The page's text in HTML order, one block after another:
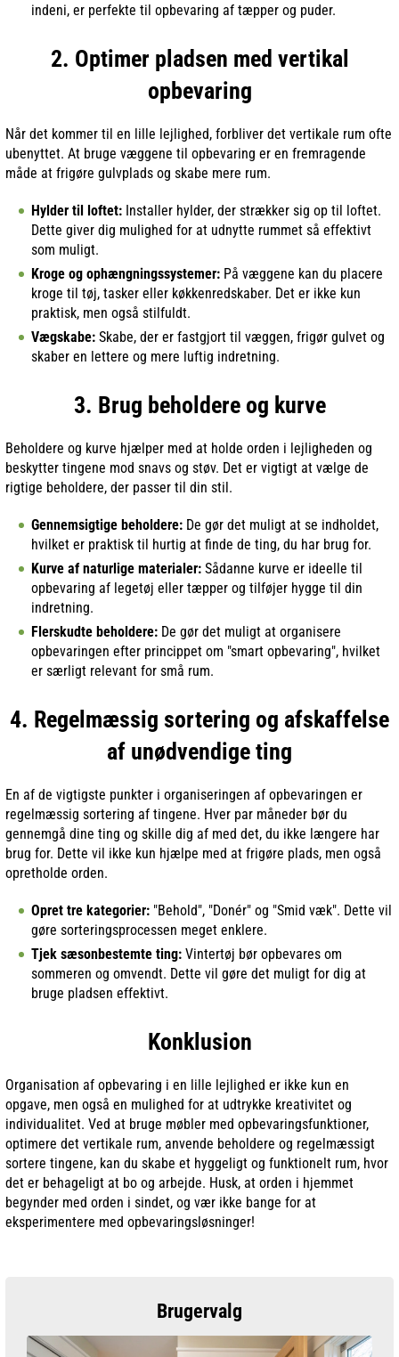
indeni, er perfekte til opbevaring af tæpper og puder.
2. Optimer pladsen med vertikal
opbevaring
Når det kommer til en lille lejlighed, forbliver det vertikale rum ofte
ubenyttet. At bruge væggene til opbevaring er en fremragende
måde at frigøre gulvplads og skabe mere rum.
Hylder til loftet: Installer hylder, der strækker sig op til loftet.
Dette giver dig mulighed for at udnytte rummet så effektivt
som muligt.
Kroge og ophængningssystemer: På væggene kan du placere
kroge til tøj, tasker eller køkkenredskaber. Det er ikke kun
praktisk, men også stilfuldt.
Vægskabe: Skabe, der er fastgjort til væggen, frigør gulvet og
skaber en lettere og mere luftig indretning.
3. Brug beholdere og kurve
Beholdere og kurve hjælper med at holde orden i lejligheden og
beskytter tingene mod snavs og støv. Det er vigtigt at vælge de
rigtige beholdere, der passer til din stil.
Gennemsigtige beholdere: De gør det muligt at se indholdet,
hvilket er praktisk til hurtig at finde de ting, du har brug for.
Kurve af naturlige materialer: Sådanne kurve er ideelle til
opbevaring af legetøj eller tæpper og tilføjer hygge til din
indretning.
Flerskudte beholdere: De gør det muligt at organisere
opbevaringen efter princippet om "smart opbevaring", hvilket
er særligt relevant for små rum.
4. Regelmæssig sortering og afskaffelse
af unødvendige ting
En af de vigtigste punkter i organiseringen af opbevaringen er
regelmæssig sortering af tingene. Hver par måneder bør du
gennemgå dine ting og skille dig af med det, du ikke længere har
brug for. Dette vil ikke kun hjælpe med at frigøre plads, men også
opretholde orden.
Opret tre kategorier: "Behold", "Donér" og "Smid væk". Dette vil
gøre sorteringsprocessen meget enklere.
Tjek sæsonbestemte ting: Vintertøj bør opbevares om
sommeren og omvendt. Dette vil gøre det muligt for dig at
bruge pladsen effektivt.
Konklusion
Organisation af opbevaring i en lille lejlighed er ikke kun en
opgave, men også en mulighed for at udtrykke kreativitet og
individualitet. Ved at bruge møbler med opbevaringsfunktioner,
optimere det vertikale rum, anvende beholdere og regelmæssigt
sortere tingene, kan du skabe et hyggeligt og funktionelt rum, hvor
det er behageligt at bo og arbejde. Husk, at orden i hjemmet
begynder med orden i sindet, og vær ikke bange for at
eksperimentere med opbevaringsløsninger!
Brugervalg